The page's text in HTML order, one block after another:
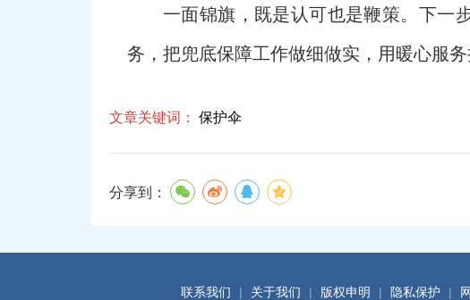
一面锦旗，既是认可也是鞭策。下一
务，把兜底保障工作做细做实，用暖心服
文章关键词： 保护伞
分享到：
联系我们 | 关于我们 | 版权申明 | 隐私保护 |